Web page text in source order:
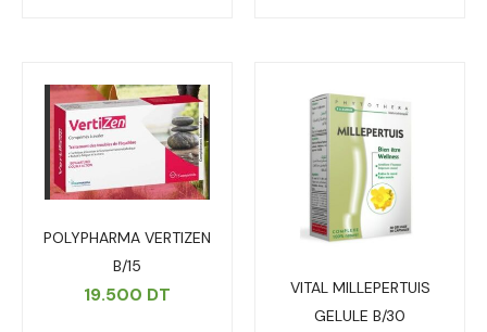
POLYPHARMA VERTIZEN
B/15
19.500 DT
VITAL MILLEPERTUIS
GELULE B/30